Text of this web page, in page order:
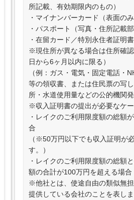
所記載、有効期限内のもの）
・マイナンバーカード（表面のみ
・パスポート（写真・住所記載部
・在留カード／特別永住者証明書
※現住所が異なる場合は住所確
日から6ヶ月以内に限る）
（例：ガス・電気・固定電話・
等の領収書、または住民票の写
所・水道使用量などの公的機関発
※収入証明書の提出が必要なケ
・レイクのご利用限度額の総額
合
（※50万円以下でも収入証明が
す。）
・レイクのご利用限度額の総額
額の合計が100万円を超える場合
※他社とは、使途自由の類似無
提供している会社のことを表しま